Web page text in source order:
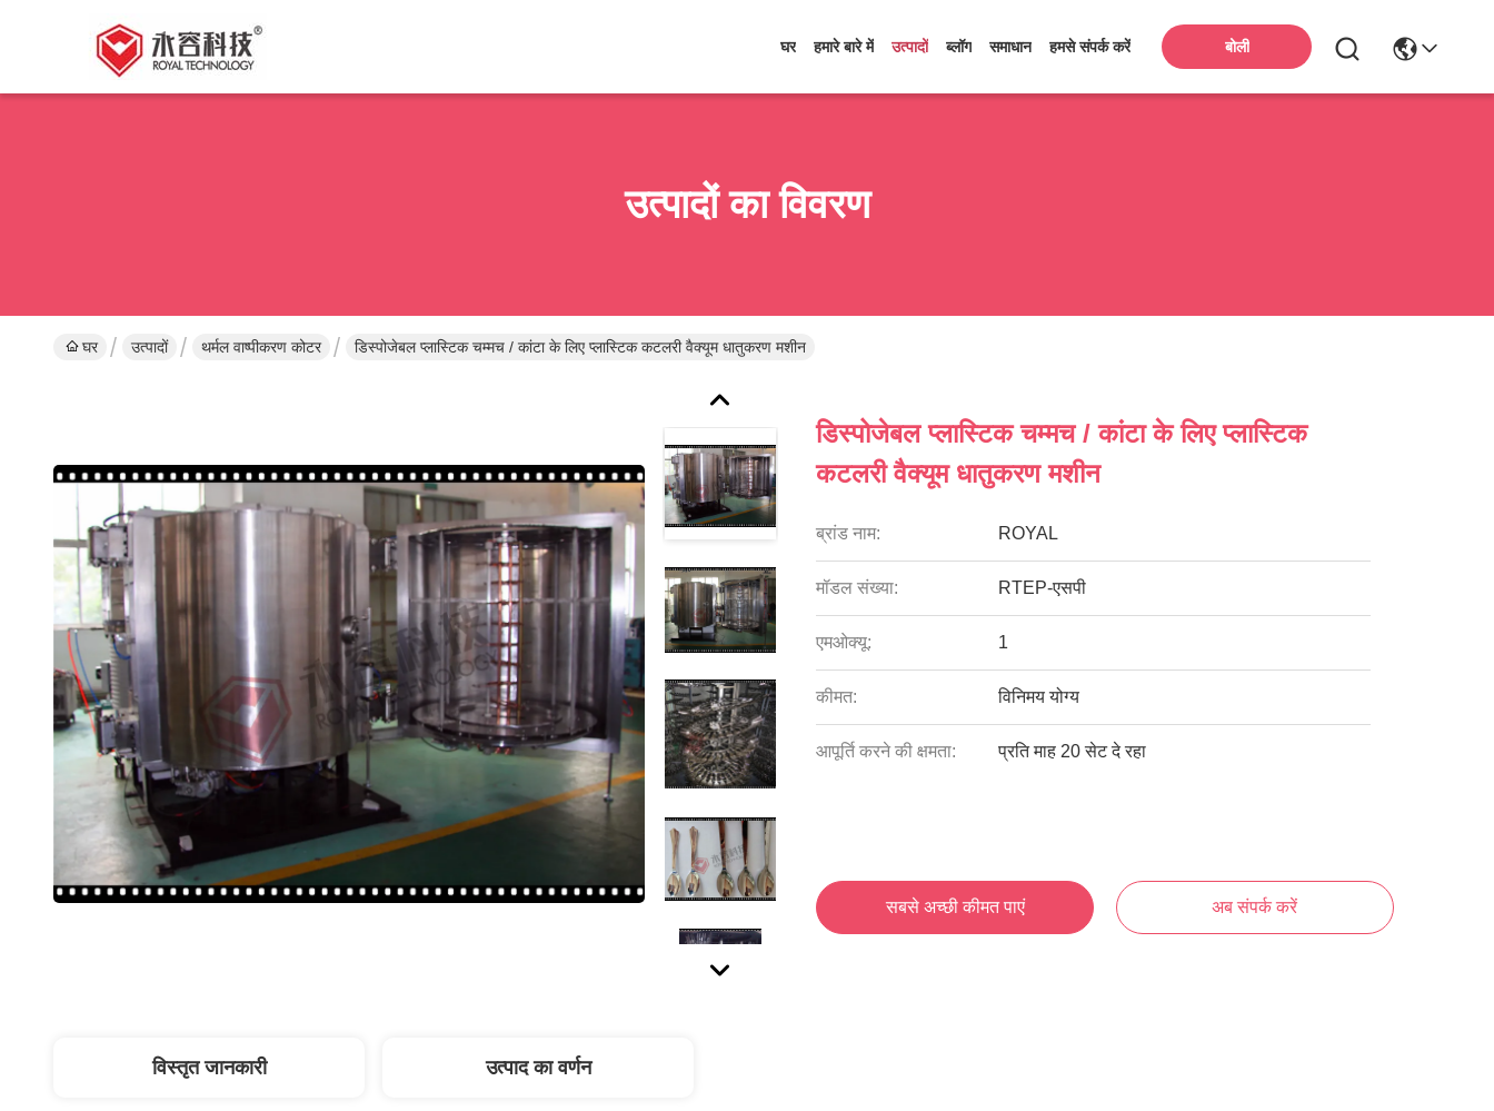
घर हमारे बारे में उत्पादों ब्लॉग समाधान हमसे संपर्क करें बोली
उत्पादों का विवरण
घर उत्पादों थर्मल वाष्पीकरण कोटर डिस्पोजेबल प्लास्टिक चम्मच / कांटा के लिए प्लास्टिक कटलरी वैक्यूम धातुकरण मशीन
डिस्पोजेबल प्लास्टिक चम्मच / कांटा के लिए प्लास्टिक
कटलरी वैक्यूम धातुकरण मशीन
ब्रांड नाम: ROYAL
मॉडल संख्या: RTEP-एसपी
एमओक्यू: 1
कीमत: विनिमय योग्य
आपूर्ति करने की क्षमता: प्रति माह 20 सेट दे रहा
सबसे अच्छी कीमत पाएं अब संपर्क करें
विस्तृत जानकारी उत्पाद का वर्णन